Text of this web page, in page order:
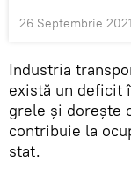
26 Septembrie
Industria
există un deficit
grele și dorește
contribuie la
stat.